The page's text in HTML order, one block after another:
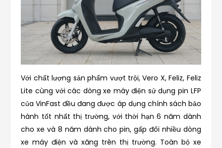
Với chất lượng sản phẩm vượt trội, Vero X, Feliz, Feliz
Lite cùng với các dòng xe máy điện sử dụng pin LFP
của VinFast đều đang được áp dụng chính sách bảo
hành tốt nhất thị trường, với thời hạn 6 năm dành
cho xe và 8 năm dành cho pin, gấp đôi nhiều dòng
xe máy điện và xăng trên thị trường. Toàn bộ xe